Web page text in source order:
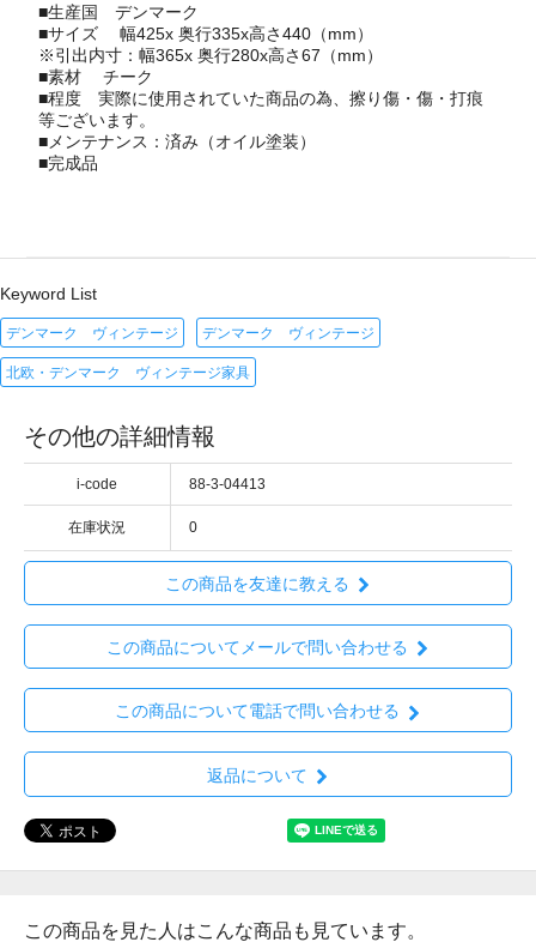
■生産国デンマーク
■サイズ 幅425x 奥行335x高さ440（mm）
※引出内寸：幅365x 奥行280x高さ67（mm）
■素材 チーク
■程度 実際に使用されていた商品の為、擦り傷・傷・打痕
等ございます。
■メンテナンス：済み（オイル塗装）
■完成品
Keyword List
デンマーク ヴィンテージ デンマーク ヴィンテージ
北欧・デンマーク ヴィンテージ家具
その他の詳細情報
i-code 88-3-04413
在庫状況 0
この商品を友達に教える
この商品についてメールで問い合わせる
この商品について電話で問い合わせる
返品について
この商品を見た人はこんな商品も見ています。